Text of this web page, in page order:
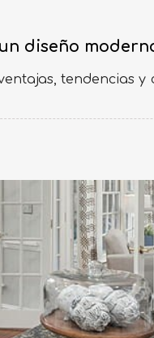
diseño
tendencias